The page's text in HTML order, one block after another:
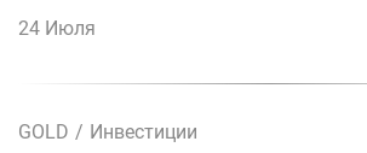
24 Июля
GOLD / Инвестиции